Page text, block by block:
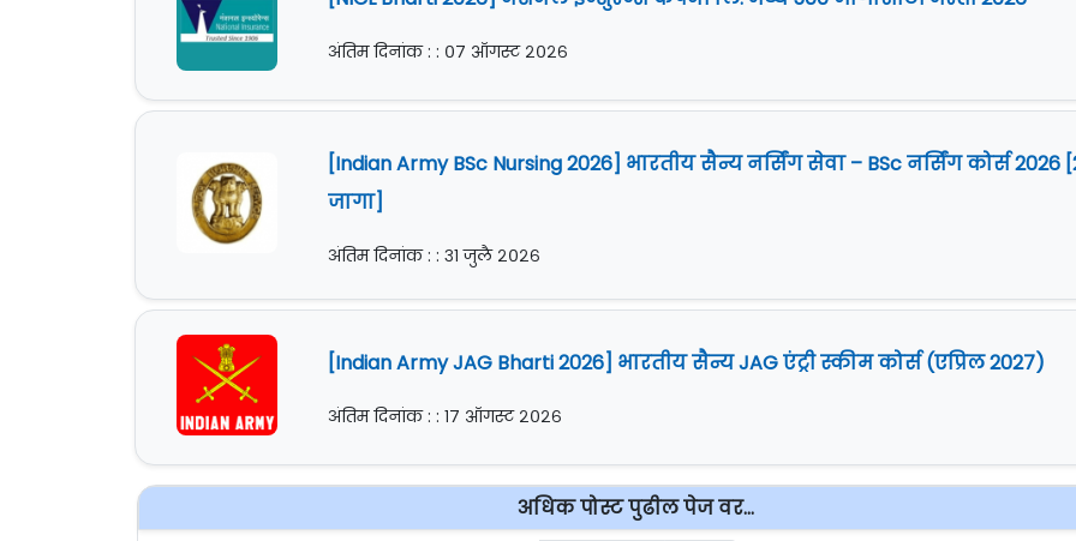
अंतिम दिनांक : : ०७ ऑगस्ट २०२६
[Indian Army BSc Nursing 2026] भारतीय सैन्य नर्सिंग सेवा – BSc नर्सिंग कोर्स 2026
जागा]
अंतिम दिनांक : : ३१ जुलै २०२६
[Indian Army JAG Bharti 2026] भारतीय सैन्य JAG एंट्री स्कीम कोर्स (एप्रिल 2027)
अंतिम दिनांक : : १७ ऑगस्ट २०२६
अधिक पोस्ट पुढील पेज वर...